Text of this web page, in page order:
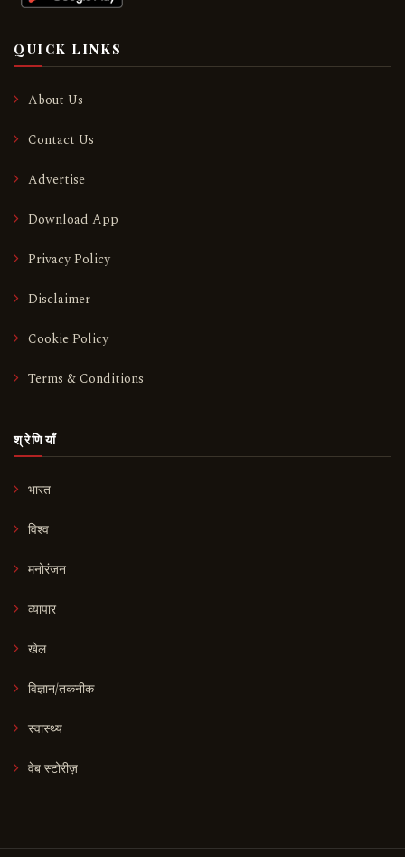
QUICK LINKS
About Us
Contact Us
Advertise
Download App
Privacy Policy
Disclaimer
Cookie Policy
Terms & Conditions
श्रेणियाँ
भारत
विश्व
मनोरंजन
व्यापार
खेल
विज्ञान/तकनीक
स्वास्थ्य
वेब स्टोरीज़